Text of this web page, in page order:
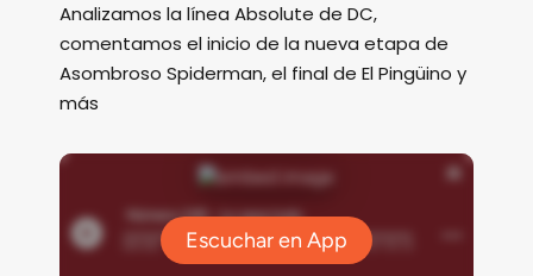
Analizamos la línea Absolute de DC,
comentamos el inicio de la nueva etapa de
Asombroso Spiderman, el final de El Pingüino y
más